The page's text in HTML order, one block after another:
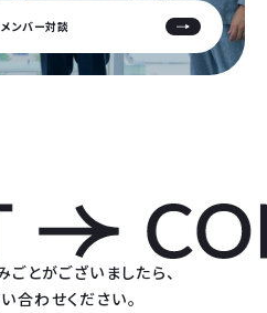
ンバー対談
とがございましたら、
合わせください。